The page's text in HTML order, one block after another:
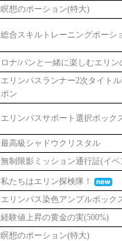
瞑想のポーション(特大)
総合スキルトレーニングポーシ
ロナ/パンと一緒に楽しむエリ
エリンパスランナー2次タイト
ポン
エリンパスサポート選択ボック
最高級シャドウクリスタル
無制限影ミッション通行証(イベ
私たちはエリン探検隊！
エリンパス染色アンプルボック
経験値上昇の黄金の実(500%)
瞑想のポーション(特大)